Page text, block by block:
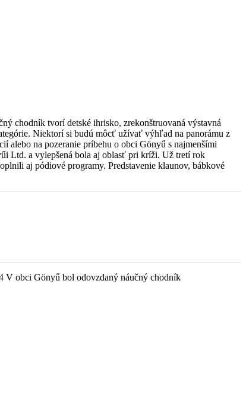
chodník tvorí detské ihrisko, zrekonštruovaná výstavná
Niektorí si budú môcť užívať výhľad na panorámu z
alebo na pozeranie príbehu o obci Gönyű s najmenšími
Ltd. a vylepšená bola aj oblasť pri kríži. Už tretí rok
aj pódiové programy. Predstavenie klaunov, bábkové